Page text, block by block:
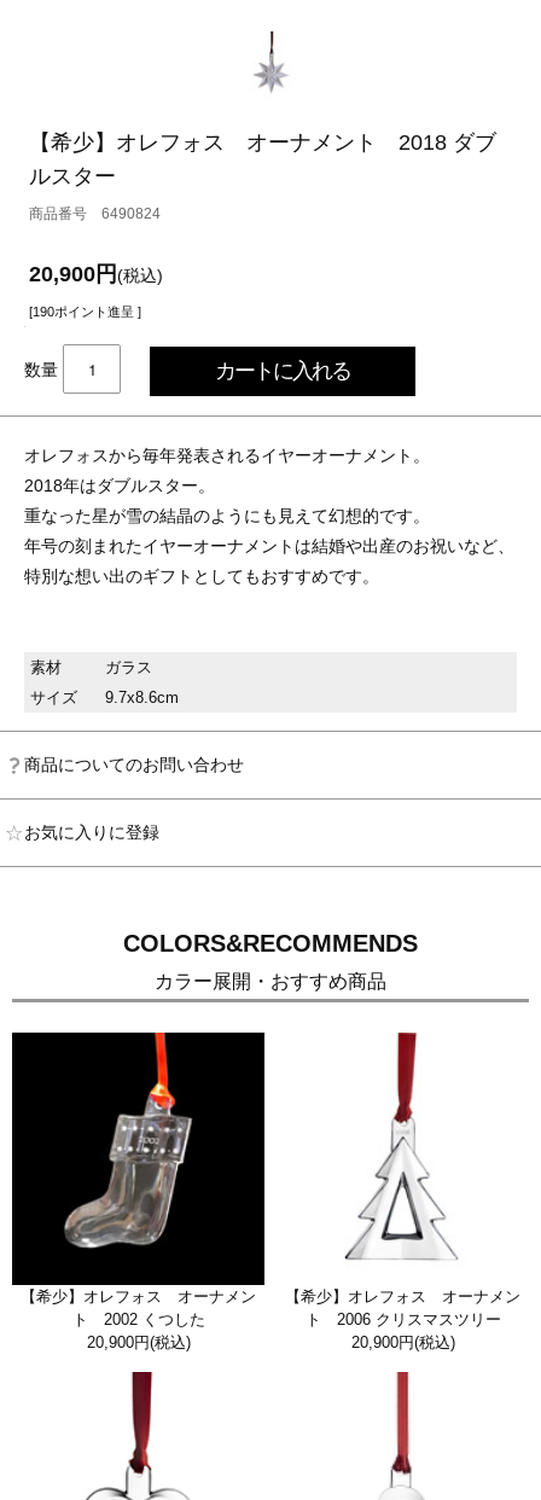
【希少】オレフォス オーナメント 2018 ダブ
ルスター
6490824
20,900円(税込)
[190ポイント進呈 ]
数量
オレフォスから毎年発表されるイヤーオーナメント。
2018年はダブルスター。
重なった星が雪の結晶のようにも見えて幻想的です。
年号の刻まれたイヤーオーナメントは結婚や出産のお祝いなど、
特別な想い出のギフトとしてもおすすめです。
素材
ガラス
サイズ
9.7x8.6cm
商品についてのお問い合わせ
お気に入りに登録
COLORS&RECOMMENDS
カラー展開・おすすめ商品
【希少】オレフォス オーナメン
ト 2002 くつした
20,900円(税込)
【希少】オレフォス オーナメン
ト 2006 クリスマスツリー
20,900円(税込)